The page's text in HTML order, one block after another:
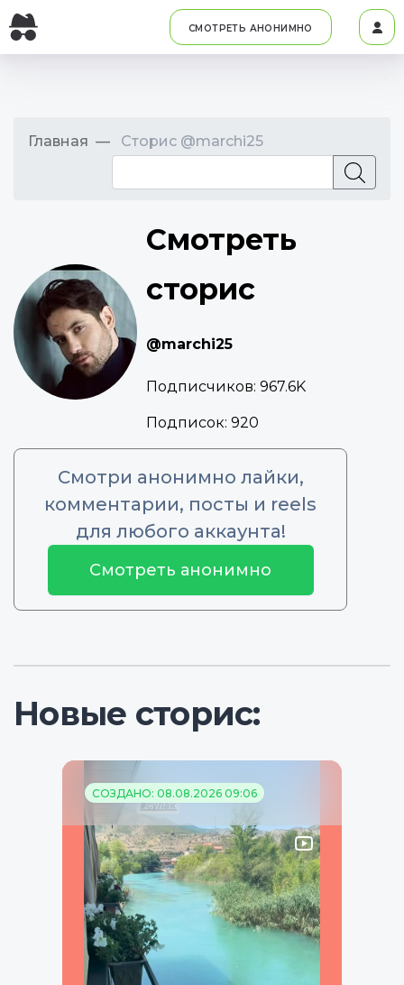
СМОТРЕТЬ АНОНИМНО
Главная Сторис @marchi25
Смотреть
сторис
@marchi25
Подписчиков: 967.6K
Подписок: 920
Смотри анонимно лайки,
комментарии, посты и reels
для любого аккаунта!
Смотреть анонимно
Новые сторис:
СОЗДАНО: 08.08.2026 09:06